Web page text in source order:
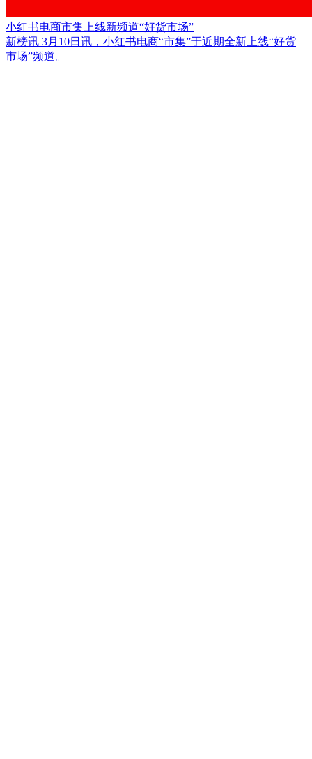
小红书电商市集上线新频道“好货市场”
新榜讯 3月10日讯，小红书电商“市集”于近期全新上线“好货
市场”频道。